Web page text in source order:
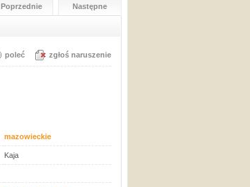
Poprzednie Następne
poleć zgłoś naruszenie
mazowieckie
Kaja